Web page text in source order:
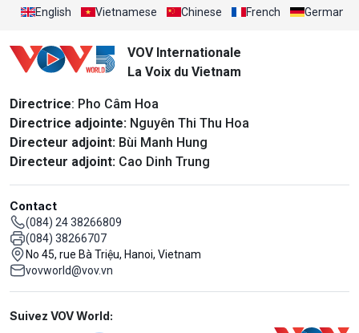
English Vietnamese Chinese French German
VOV Internationale
La Voix du Vietnam
Directrice: Pho Câm Hoa
Directrice adjointe: Nguyên Thi Thu Hoa
Directeur adjoint: Bùi Manh Hung
Directeur adjoint: Cao Dinh Trung
Contact
(084) 24 38266809
(084) 38266707
No 45, rue Bà Triệu, Hanoi, Vietnam
vovworld@vov.vn
Mạng xã hội
Suivez VOV World: